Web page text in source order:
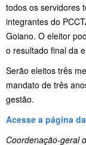
todos os servidores
integrantes do
Goiano. O eleitor
o resultado final da
Serão eleitos três
mandato de três
gestão.
Acesse a página
Coordenação-geral